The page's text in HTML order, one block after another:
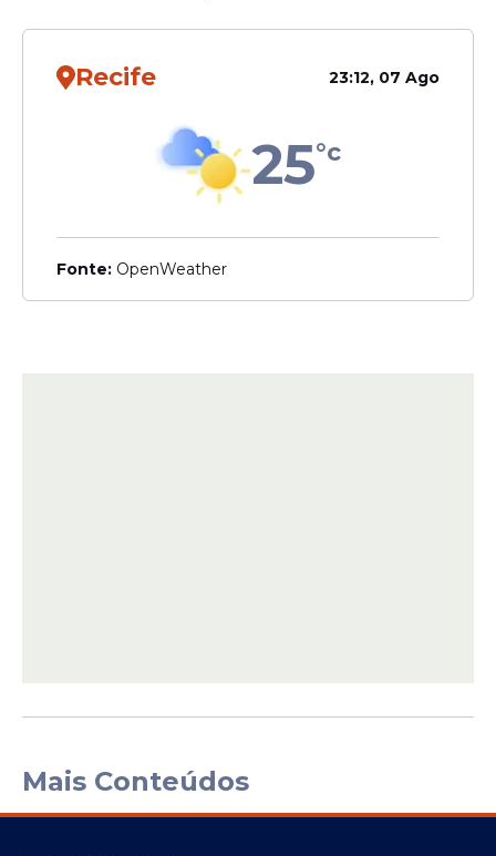
Recife 23:12, 07 Ago
25°c
Fonte: OpenWeather
Mais Conteúdos